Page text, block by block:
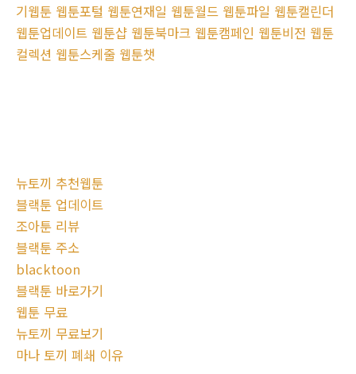
기웹툰 웹툰포털 웹툰연재일 웹툰월드 웹툰파일 웹툰캘린더
웹툰업데이트 웹툰샵 웹툰북마크 웹툰캠페인 웹툰비전 웹툰
컬렉션 웹툰스케줄 웹툰챗
뉴토끼 추천웹툰
블랙툰 업데이트
조아툰 리뷰
블랙툰 주소
blacktoon
블랙툰 바로가기
웹툰 무료
뉴토끼 무료보기
마나 토끼 폐쇄 이유